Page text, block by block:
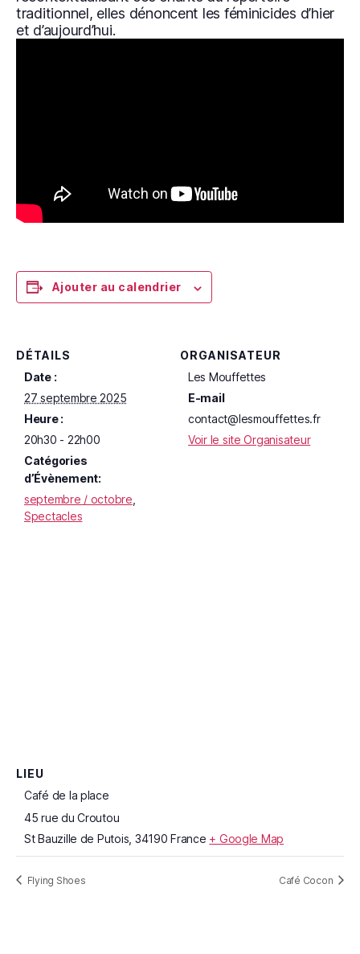
traditionnel, elles dénoncent les féminicides d’hier
et d’aujourd’hui.
Ajouter au calendrier
DÉTAILS
Date :
27 septembre 2025
Heure :
20h30 - 22h00
Catégories
d’Évènement:
septembre / octobre,
Spectacles
ORGANISATEUR
Les Mouffettes
E-mail
contact@lesmouffettes.fr
Voir le site Organisateur
LIEU
Café de la place
45 rue du Croutou
St Bauzille de Putois, 34190 France + Google Map
Flying Shoes Café Cocon